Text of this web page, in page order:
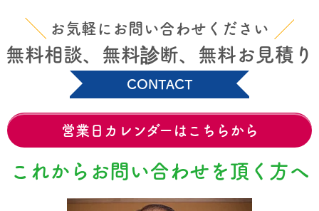
お気軽にお問い合わせください
無料相談、無料診断、無料お見積り
CONTACT
営業日カレンダーはこちらから
これからお問い合わせを頂く方へ